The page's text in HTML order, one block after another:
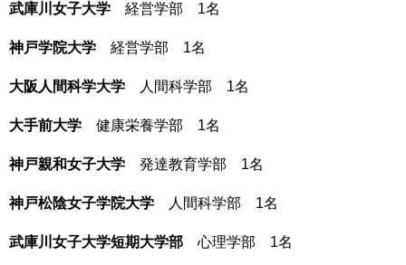
武庫川女子大学 経営学部 1名
神戸学院大学 経営学部 1名
大阪人間科学大学 人間科学部 1名
大手前大学 健康栄養学部 1名
神戸親和女子大学 発達教育学部 1名
神戸松陰女子学院大学 人間科学部 1名
武庫川女子大学短期大学部 心理学部 1名